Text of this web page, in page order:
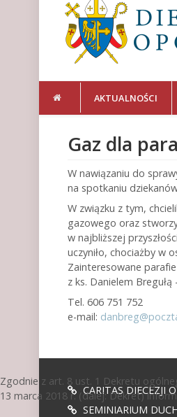
AKTUALNOŚCI
Gaz dla
W nawiązaniu do
na spotkaniu
W związku z tym,
gazowego oraz
w najbliższej
uczyniło, chociażby w
Zainteresowane
z ks. Danielem
Tel. 606 751 752
e-mail:
CARITAS DIECEZJI
SEMINIARIUM
Zgodnie z art. 8 ust. 1 Dekretu
13 marca 2018 r. (dalej: Dekret)